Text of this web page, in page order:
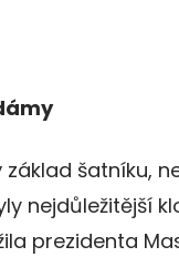
šatníku,
nejdůležitější
prezidenta